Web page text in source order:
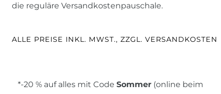
die reguläre Versandkostenpauschale.
ALLE PREISE INKL. MWST., ZZGL. VERSANDKOSTEN
*-20 % auf alles mit Code Sommer (online beim